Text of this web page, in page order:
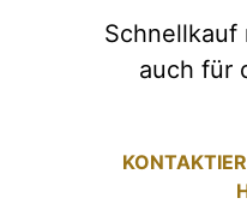
Schnellkauf
auch für